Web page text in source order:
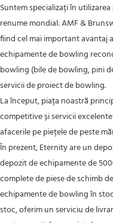
Suntem specializați în
renume mondial: AMF &
fiind cel mai important avantaj
echipamente de bowling
bowling (bile de bowling, pini
servicii de proiect de bowling.
La început, piața noastră
competitive și servicii
afacerile pe piețele de peste
În prezent, Eternity are un
depozit de echipamente de
complete de piese de schimb
echipamente de bowling în
stoc, oferim un serviciu de